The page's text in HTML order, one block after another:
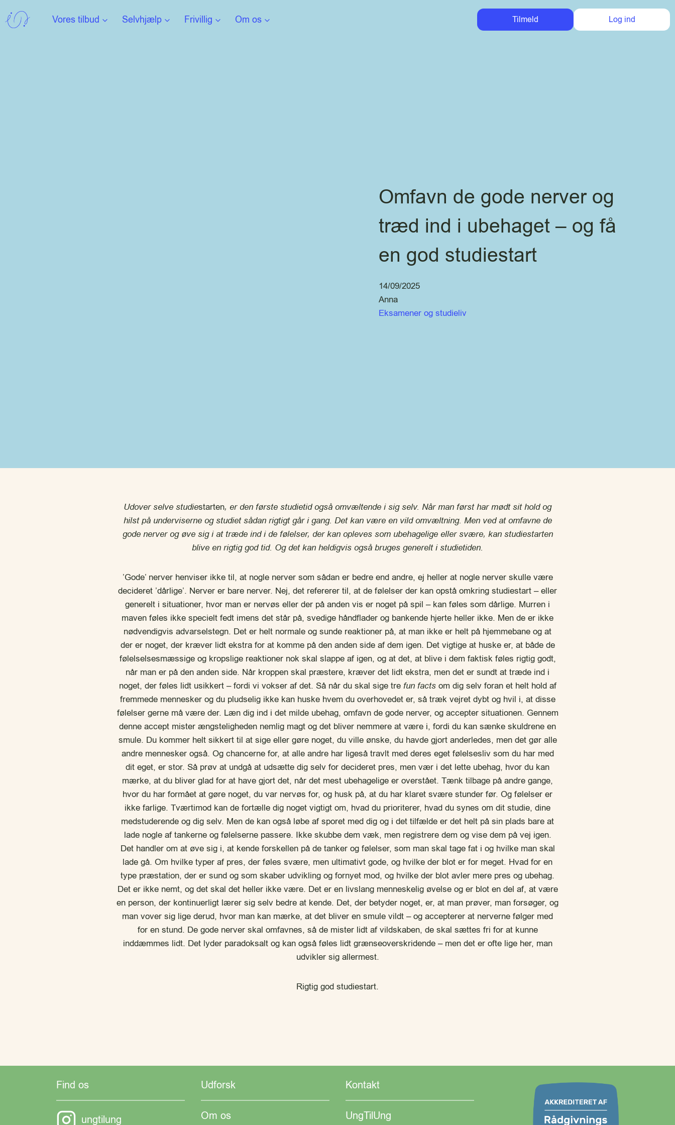
til
Vores tilbud Selvhjælp Frivillig Om os Tilmeld Log ind
Omfavn de gode nerver og
træd ind i ubehaget – og få
en god studiestart
14/09/2025
Anna
Eksamener og studieliv
Udover selve studiestarten, er den første studietid også omvæltende i sig selv. Når man først har mødt sit hold og
hilst på underviserne og studiet sådan rigtigt går i gang. Det kan være en vild omvæltning. Men ved at omfavne de
gode nerver og øve sig i at træde ind i de følelser, der kan opleves som ubehagelige eller svære, kan studiestarten
blive en rigtig god tid. Og det kan heldigvis også bruges generelt i studietiden.
’Gode’ nerver henviser ikke til, at nogle nerver som sådan er bedre end andre, ej heller at nogle nerver skulle være
decideret ’dårlige’. Nerver er bare nerver. Nej, det refererer til, at de følelser der kan opstå omkring studiestart – eller
generelt i situationer, hvor man er nervøs eller der på anden vis er noget på spil – kan føles som dårlige. Murren i
maven føles ikke specielt fedt imens det står på, svedige håndflader og bankende hjerte heller ikke. Men de er ikke
nødvendigvis advarselstegn. Det er helt normale og sunde reaktioner på, at man ikke er helt på hjemmebane og at
der er noget, der kræver lidt ekstra for at komme på den anden side af dem igen. Det vigtige at huske er, at både de
følelselsesmæssige og kropslige reaktioner nok skal slappe af igen, og at det, at blive i dem faktisk føles rigtig godt,
når man er på den anden side. Når kroppen skal præstere, kræver det lidt ekstra, men det er sundt at træde ind i
noget, der føles lidt usikkert – fordi vi vokser af det. Så når du skal sige tre fun factsom dig selv foran et helt hold af
fremmede mennesker og du pludselig ikke kan huske hvem du overhovedet er, så træk vejret dybt og hvil i, at disse
følelser gerne må være der. Læn dig ind i det milde ubehag, omfavn de gode nerver, og accepter situationen. Gennem
denne accept mister ængsteligheden nemlig magt og det bliver nemmere at være i, fordi du kan sænke skuldrene en
smule. Du kommer helt sikkert til at sige eller gøre noget, du ville ønske, du havde gjort anderledes, men det gør alle
andre mennesker også. Og chancerne for, at alle andre har ligeså travlt med deres eget følelsesliv som du har med
dit eget, er stor. Så prøv at undgå at udsætte dig selv for decideret pres, men vær i det lette ubehag, hvor du kan
mærke, at du bliver glad for at have gjort det, når det mest ubehagelige er overstået. Tænk tilbage på andre gange,
hvor du har formået at gøre noget, du var nervøs for, og husk på, at du har klaret svære stunder før. Og følelser er
ikke farlige. Tværtimod kan de fortælle dig noget vigtigt om, hvad du prioriterer, hvad du synes om dit studie, dine
medstuderende og dig selv. Men de kan også løbe af sporet med dig og i det tilfælde er det helt på sin plads bare at
lade nogle af tankerne og følelserne passere. Ikke skubbe dem væk, men registrere dem og vise dem på vej igen.
Det handler om at øve sig i, at kende forskellen på de tanker og følelser, som man skal tage fat i og hvilke man skal
lade gå. Om hvilke typer af pres, der føles svære, men ultimativt gode, og hvilke der blot er for meget. Hvad for en
type præstation, der er sund og som skaber udvikling og fornyet mod, og hvilke der blot avler mere pres og ubehag.
Det er ikke nemt, og det skal det heller ikke være. Det er en livslang menneskelig øvelse og er blot en del af, at være
en person, der kontinuerligt lærer sig selv bedre at kende. Det, der betyder noget, er, at man prøver, man forsøger, og
man vover sig lige derud, hvor man kan mærke, at det bliver en smule vildt – og accepterer at nerverne følger med
for en stund. De gode nerver skal omfavnes, så de mister lidt af vildskaben, de skal sættes fri for at kunne
inddæmmes lidt. Det lyder paradoksalt og kan også føles lidt grænseoverskridende – men det er ofte lige her, man
udvikler sig allermest.
Rigtig god studiestart.
Find os
ungtilung
Udforsk
Om os
Kontakt
UngTilUng